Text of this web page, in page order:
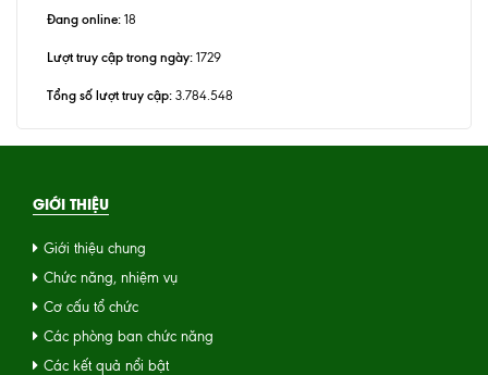
Đang online: 18
Lượt truy cập trong ngày: 1729
Tổng số lượt truy cập: 3.784.548
GIỚI THIỆU
Giới thiệu chung
Chức năng, nhiệm vụ
Cơ cấu tổ chức
Các phòng ban chức năng
Các kết quả nổi bật